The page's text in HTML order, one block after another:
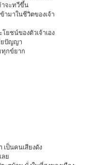
าจะทวีขึ้น
ามาในชีวิตของเจ้า
ยชน์ของตัวเจ้าเอง
ยปัญญา
ทุกข์ยาก
เป็นคนเสียงดัง
ลย